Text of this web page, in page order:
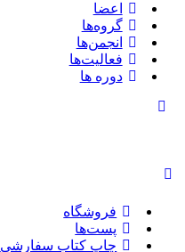
اعضا
گروه‌ها
انجمن‌ها
فعالیت‌ها
دوره ها
فروشگاه
پست‌ها
چاپ کتاب سفارشی